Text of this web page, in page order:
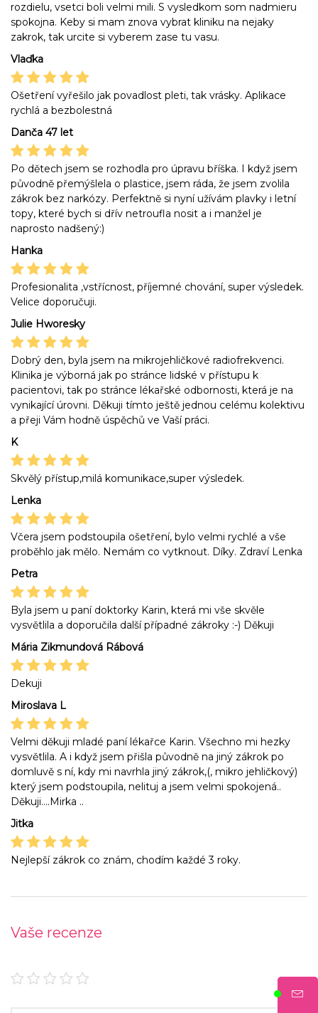
rozdielu, vsetci boli velmi mili. S vysledkom som nadmieru
spokojna. Keby si mam znova vybrat kliniku na nejaky
zakrok, tak urcite si vyberem zase tu vasu.
Vlaďka
Ošetření vyřešilo jak povadlost pleti, tak vrásky. Aplikace
rychlá a bezbolestná
Danča 47 let
Po dětech jsem se rozhodla pro úpravu bříška. I když jsem
původně přemýšlela o plastice, jsem ráda, že jsem zvolila
zákrok bez narkózy. Perfektně si nyní užívám plavky i letní
topy, které bych si dřív netroufla nosit a i manžel je
naprosto nadšený:)
Hanka
Profesionalita ,vstřícnost, příjemné chování, super výsledek.
Velice doporučuji.
Julie Hworesky
Dobrý den, byla jsem na mikrojehličkové radiofrekvenci.
Klinika je výborná jak po stránce lidské v přístupu k
pacientovi, tak po stránce lékařské odbornosti, která je na
vynikající úrovni. Děkuji tímto ještě jednou celému kolektivu
a přeji Vám hodně úspěchů ve Vaší práci.
K
Skvělý přístup,milá komunikace,super výsledek.
Lenka
Včera jsem podstoupila ošetření, bylo velmi rychlé a vše
proběhlo jak mělo. Nemám co vytknout. Díky. Zdraví Lenka
Petra
Byla jsem u paní doktorky Karin, která mi vše skvěle
vysvětlila a doporučila další případné zákroky :-) Děkuji
Mária Zikmundová Rábová
Dekuji
Miroslava L
Velmi děkuji mladé paní lékařce Karin. Všechno mi hezky
vysvětlila. A i když jsem přišla původně na jiný zákrok po
domluvě s ní, kdy mi navrhla jiný zákrok,(, mikro jehličkový)
který jsem podstoupila, nelituj a jsem velmi spokojená..
Děkuji....Mirka ..
Jitka
Nejlepší zákrok co znám, chodím každé 3 roky.
Vaše recenze